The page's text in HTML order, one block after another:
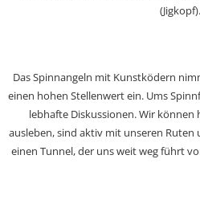
(Jigkopf).
Das Spinnangeln mit Kunstködern
einen hohen Stellenwert ein. Ums
lebhafte Diskussionen. Wir können
ausleben, sind aktiv mit unseren
einen Tunnel, der uns weit weg führt